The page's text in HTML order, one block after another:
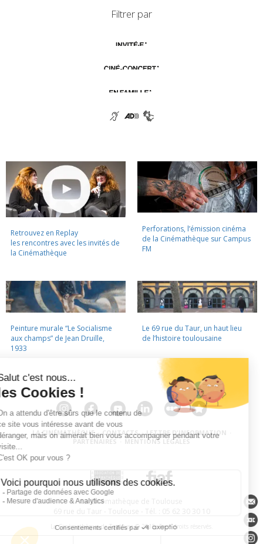
Filtrer par
Retrouvez en Replay
les rencontres avec les invités de
la Cinémathèque
Perforations, l’émission cinéma
de la Cinémathèque sur Campus
FM
Peinture murale “Le Socialisme
aux champs” de Jean Druille,
1933
Le 69 rue du Taur, un haut lieu
de l’histoire toulousaine
LA CINÉMATHÈQUE · CONTACTS · LETTRE D'INFORMATION
PARTENAIRES · MENTIONS LÉGALES
La Cinémathèque de Toulouse
69 rue du Taur - Toulouse - Tél. : 05 62 30 30 10
La Cinémathèque de Toulouse © 2015. Tous droits réservés.